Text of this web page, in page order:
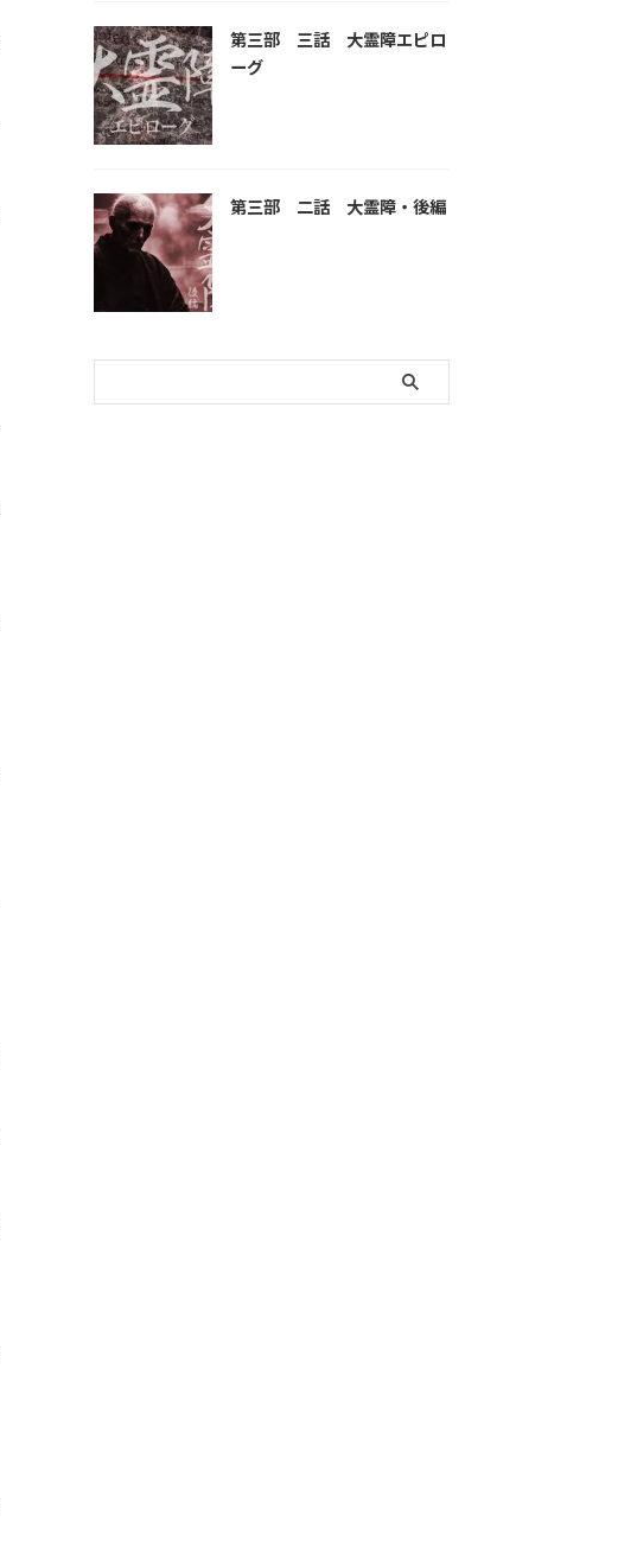
第三部 三話 大霊障エピロ
ーグ
第三部 二話 大霊障・後編